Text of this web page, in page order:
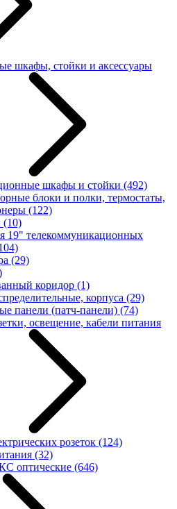
шкафы, стойки и аксессуары
шкафы и стойки (492)
блоки и полки, термостаты,
(122)
(10)
19" телекоммуникационных
(29)
коридор (1)
корпуса (29)
панели (патч-панели) (74)
освещение, кабели питания
розеток (124)
(32)
оптические (646)